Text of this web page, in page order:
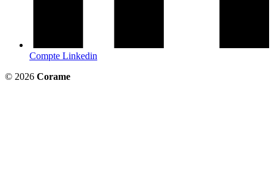
Compte Linkedin
© 2026 Corame